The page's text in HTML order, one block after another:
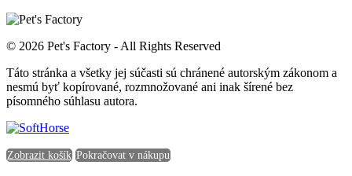
© 2026 Pet's Factory - All Rights Reserved
Táto stránka a všetky jej súčasti sú chránené autorským zákonom a
nesmú byť kopírované, rozmnožované ani inak šírené bez
písomného súhlasu autora.
Zobrazit košík Pokračovat v nákupu